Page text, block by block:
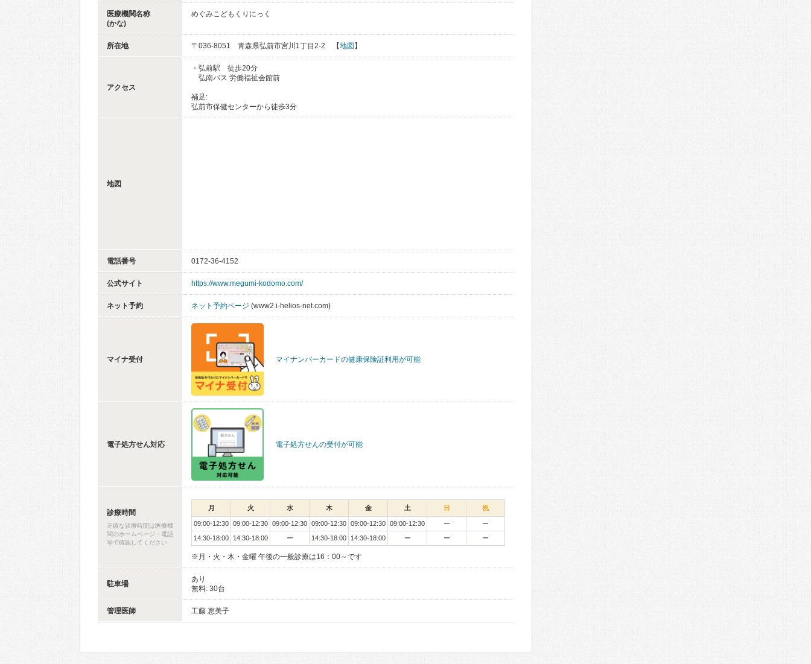
医療機関名称
(かな)
めぐみこどもくりにっく
所在地 〒036-8051 青森県弘前市宮川1丁目2-2 【地図 】
アクセス
・弘前駅 徒歩20分
弘南バス 労働福祉会館前
補足:
弘前市保健センターから徒歩3分
地図
電話番号 0172-36-4152
公式サイト https://www.megumi-kodomo.com/
ネット予約 ネット予約ページ (www2.i-helios-net.com)
マイナ受付 マイナンバーカードの健康保険証利用が可能
電子処方せん対応 電子処方せんの受付が可能
診療時間
正確な診療時間は医療機
関のホームページ・電話
等で確認してください
月 火 水 木 金 土 日 祝
09:00-12:30 09:00-12:30 09:00-12:30 09:00-12:30 09:00-12:30 09:00-12:30 ー
ー
14:30-18:00
14:30-18:00 ー 14:30-18:00 14:30-18:00 ー ー ー
※月・火・木・金曜 午後の一般診療は16：00～です
駐車場
あり
無料: 30台
管理医師 工藤 恵美子